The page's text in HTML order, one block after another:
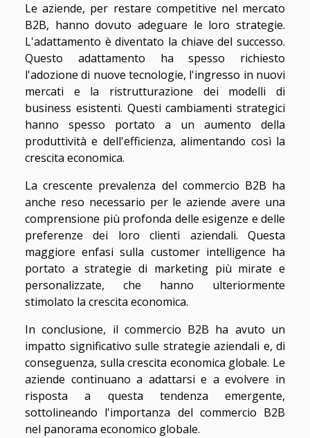
Le aziende, per restare competitive nel mercato
B2B, hanno dovuto adeguare le loro strategie.
L'adattamento è diventato la chiave del successo.
Questo adattamento ha spesso richiesto
l'adozione di nuove tecnologie, l'ingresso in nuovi
mercati e la ristrutturazione dei modelli di
business esistenti. Questi cambiamenti strategici
hanno spesso portato a un aumento della
produttività e dell'efficienza, alimentando così la
crescita economica.
La crescente prevalenza del commercio B2B ha
anche reso necessario per le aziende avere una
comprensione più profonda delle esigenze e delle
preferenze dei loro clienti aziendali. Questa
maggiore enfasi sulla customer intelligence ha
portato a strategie di marketing più mirate e
personalizzate, che hanno ulteriormente
stimolato la crescita economica.
In conclusione, il commercio B2B ha avuto un
impatto significativo sulle strategie aziendali e, di
conseguenza, sulla crescita economica globale. Le
aziende continuano a adattarsi e a evolvere in
risposta a questa tendenza emergente,
sottolineando l'importanza del commercio B2B
nel panorama economico globale.